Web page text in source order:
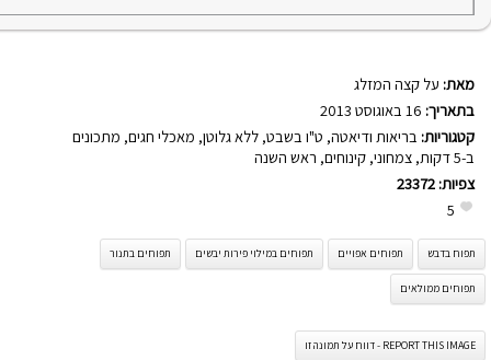
מאת: על קצה המזלג
בתאריך:
קטגוריות: בריאות ודיאטה, ט"ו בשבט, ללא גלוטן, מאכלי חגים, מתכונים
ב-5 דקות
, צמחוני, קינוחים, ראש השנה
צפיות: 23372
5
תפוח בדבש תפוחים אפויים תפוחים במילוי פירות יבשים תפוחים בתנור
תפוחים ממולאים
REPORT THIS IMAGE - דווח על תמונה זו